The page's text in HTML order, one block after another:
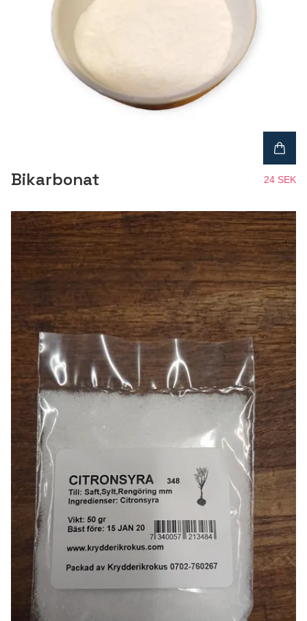
Bikarbonat 24 SEK